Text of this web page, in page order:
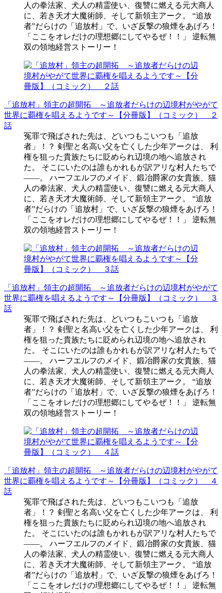
人の拳法家、犬人の精霊使い、復讐に燃える元大商人
に、若き天才大魔術師、そして新領主アーク。 “追放
者”だらけの「追放村」で、いざ反撃の狼煙をあげろ！
「ここをオレだけの理想郷にしてやるぜ！！」 逆転無
双の領地経営ストーリー！
「追放村」領主の超開拓 ～追放者だらけの辺境村がやがて
世界に覇権を唱えるようです～【分冊版】（コミック） ２
話
冤罪で飛ばされた先は、どいつもこいつも「追放
者」！？ 剣聖と名高い父を亡くした少年アークは、 利
権を狙った貴族たちに貶められ辺境の地へ追放され
た。 そこにいたのは誰もかれもが訳アリな村人たちで
――。 ハーフエルフのメイド、鍛冶爵家の女貴族、猫
人の拳法家、犬人の精霊使い、復讐に燃える元大商人
に、若き天才大魔術師、そして新領主アーク。 “追放
者”だらけの「追放村」で、いざ反撃の狼煙をあげろ！
「ここをオレだけの理想郷にしてやるぜ！！」 逆転無
双の領地経営ストーリー！
「追放村」領主の超開拓 ～追放者だらけの辺境村がやがて
世界に覇権を唱えるようです～【分冊版】（コミック） ３
話
冤罪で飛ばされた先は、どいつもこいつも「追放
者」！？ 剣聖と名高い父を亡くした少年アークは、 利
権を狙った貴族たちに貶められ辺境の地へ追放され
た。 そこにいたのは誰もかれもが訳アリな村人たちで
――。 ハーフエルフのメイド、鍛冶爵家の女貴族、猫
人の拳法家、犬人の精霊使い、復讐に燃える元大商人
に、若き天才大魔術師、そして新領主アーク。 “追放
者”だらけの「追放村」で、いざ反撃の狼煙をあげろ！
「ここをオレだけの理想郷にしてやるぜ！！」 逆転無
双の領地経営ストーリー！
「追放村」領主の超開拓 ～追放者だらけの辺境村がやがて
世界に覇権を唱えるようです～【分冊版】（コミック） ４
話
冤罪で飛ばされた先は、どいつもこいつも「追放
者」！？ 剣聖と名高い父を亡くした少年アークは、 利
権を狙った貴族たちに貶められ辺境の地へ追放され
た。 そこにいたのは誰もかれもが訳アリな村人たちで
――。 ハーフエルフのメイド、鍛冶爵家の女貴族、猫
人の拳法家、犬人の精霊使い、復讐に燃える元大商人
に、若き天才大魔術師、そして新領主アーク。 “追放
者”だらけの「追放村」で、いざ反撃の狼煙をあげろ！
「ここをオレだけの理想郷にしてやるぜ！！」 逆転無